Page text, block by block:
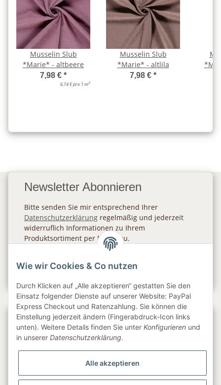
Musselin Slub
*Marie* - altbeere
7,98 € *
6,14 € pro 1 m2
Musselin Slub
*Marie* - altlila
7,98 € *
Newsletter Abonnieren
Bitte senden Sie mir entsprechend Ihrer
Datenschutzerklärung regelmäßig und jederzeit
widerruflich Informationen zu Ihrem
Produktsortiment per E-Mail zu.
Gesetzliche Informationen
Wie wir Cookies & Co nutzen
Durch Klicken auf „Alle akzeptieren“ gestatten Sie den
Einsatz folgender Dienste auf unserer Website: PayPal
Express Checkout und Ratenzahlung. Sie können die
Einstellung jederzeit ändern (Fingerabdruck-Icon links
unten). Weitere Details finden Sie unter Konfigurieren und
in unserer Datenschutzerklärung.
Alle akzeptieren